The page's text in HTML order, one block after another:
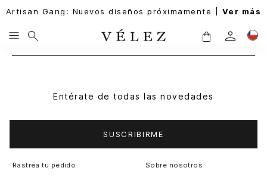
Artisan Gang: Nuevos diseños próximamente | Ver más
Entérate de todas las novedades
SUSCRIBIRME
Rastrea tu pedido
Sobre nosotros